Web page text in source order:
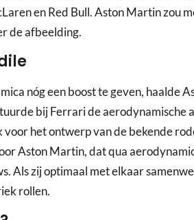
en Red Bull. Aston Martin zou
de afbeelding.
nóg een boost te geven, haalde
bij Ferrari de aerodynamische
het ontwerp van de bekende
Aston Martin, dat qua
Als zij optimaal met elkaar
rollen.